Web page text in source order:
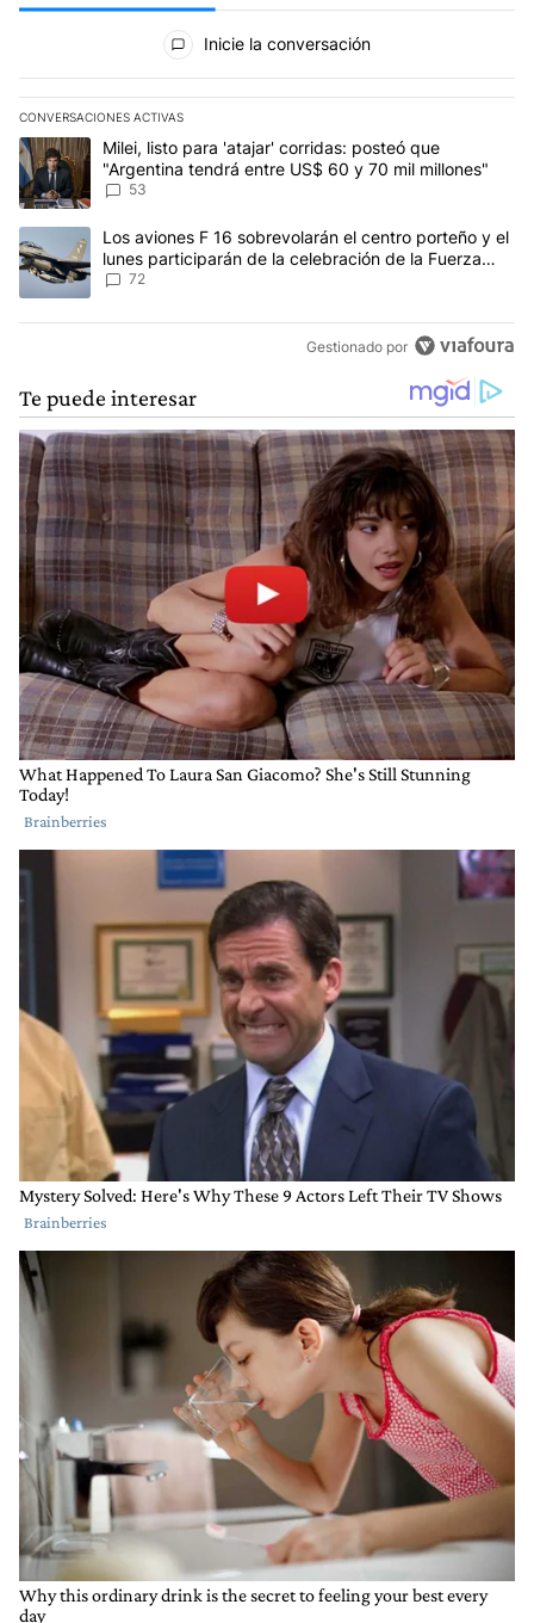
Todos los comentarios
Inicie la conversación
CONVERSACIONES ACTIVAS
Este listado muestra los artículos con más comentarios en los
Un artículo de tendencia con el título "Milei, listo para 'atajar'
Milei, listo para 'atajar' corridas: posteó que
"Argentina tendrá entre US$ 60 y 70 mil millones"
53
Un artículo de tendencia con el título "Los aviones F 16
Los aviones F 16 sobrevolarán el centro porteño y el
lunes participarán de la celebración de la Fuerza
Aérea
72
Gestionado por